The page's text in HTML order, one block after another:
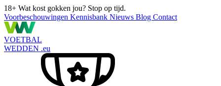
18+ Wat kost gokken jou? Stop op tijd.
Voorbeschouwingen Kennisbank Nieuws Blog Contact
VOETBAL
WEDDEN .eu